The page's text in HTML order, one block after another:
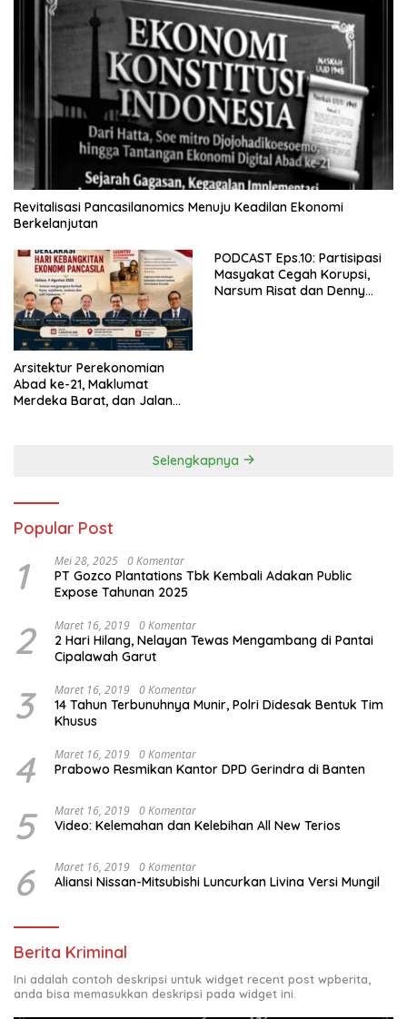
Revitalisasi Pancasilanomics Menuju Keadilan Ekonomi
Berkelanjutan
Arsitektur Perekonomian
Abad ke-21, Maklumat
Merdeka Barat, dan Jalan
PODCAST Eps.10: Partisipasi
Masyakat Cegah Korupsi,
Narsum Risat dan Denny
Selengkapnya
Popular Post
1 Mei 28, 2025 0 Komentar
PT Gozco Plantations Tbk Kembali Adakan Public
Expose Tahunan 2025
2 Maret 16, 2019 0 Komentar
2 Hari Hilang, Nelayan Tewas Mengambang di Pantai
Cipalawah Garut
3 Maret 16, 2019 0 Komentar
14 Tahun Terbunuhnya Munir, Polri Didesak Bentuk Tim
Khusus
4 Maret 16, 2019 0 Komentar
Prabowo Resmikan Kantor DPD Gerindra di Banten
5 Maret 16, 2019 0 Komentar
Video: Kelemahan dan Kelebihan All New Terios
6 Maret 16, 2019 0 Komentar
Aliansi Nissan-Mitsubishi Luncurkan Livina Versi Mungil
Berita Kriminal
Ini adalah contoh deskripsi untuk widget recent post wpberita,
anda bisa memasukkan deskripsi pada widget ini.